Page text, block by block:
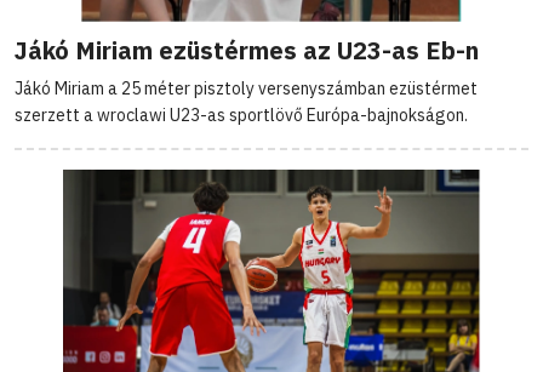
Jákó Miriam ezüstérmes az U23-as Eb-n
Jákó Miriam a 25 méter pisztoly versenyszámban ezüstérmet
szerzett a wroclawi U23-as sportlövő Európa-bajnokságon.